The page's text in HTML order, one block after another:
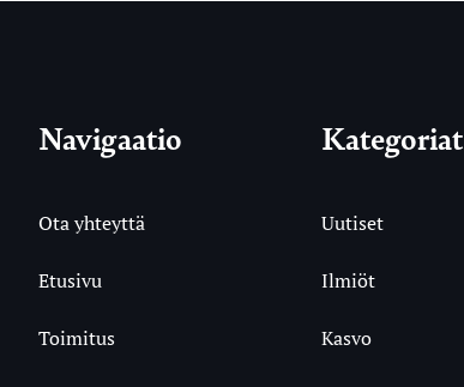
Navigaatio
Ota yhteyttä
Etusivu
Toimitus
Kategoriat
Uutiset
Ilmiöt
Kasvo